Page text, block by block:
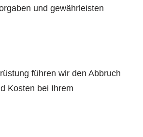
und gewährleisten
führen wir den Abbruch
Kosten bei Ihrem